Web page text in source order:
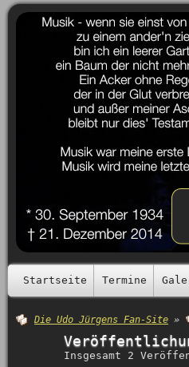
Startseite Termine
Die Udo Jürgens Fan-Site »
Insgesamt 2